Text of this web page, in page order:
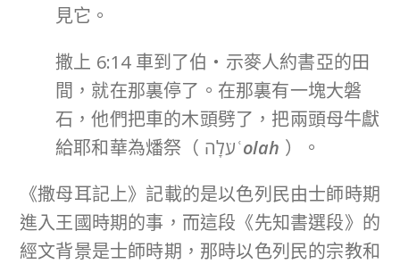
見它。
撒上 6:14 車到了伯‧示麥人約書亞的田
間，就在那裏停了。在那裏有一塊大磐
石，他們把車的木頭劈了，把兩頭母牛獻
給耶和華為燔祭（ עֹלָהʿolah ）。
《撒母耳記上》記載的是以色列民由士師時期
進入王國時期的事，而這段《先知書選段》的
經文背景是士師時期，那時以色列民的宗教和